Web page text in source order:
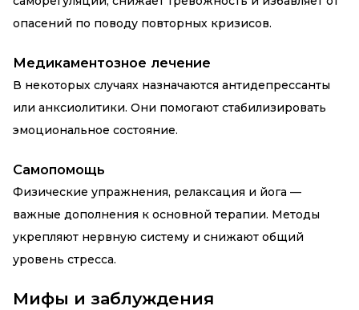
опасений по поводу повторных кризисов.
Медикаментозное лечение
В некоторых случаях назначаются антидепрессанты
или анксиолитики. Они помогают стабилизировать
эмоциональное состояние.
Самопомощь
Физические упражнения, релаксация и йога —
важные дополнения к основной терапии. Методы
укрепляют нервную систему и снижают общий
уровень стресса.
Мифы и заблуждения